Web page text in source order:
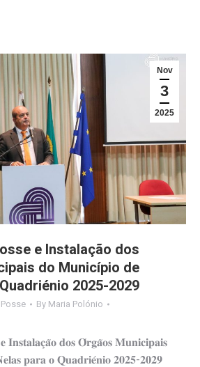
Nov
3
2025
e Instalação dos
do Município de
2025-2029
By Maria Polónio
𝐝𝐨𝐬 𝐎́𝐫𝐠𝐚̃𝐨𝐬 𝐌𝐮𝐧𝐢𝐜𝐢𝐩𝐚𝐢𝐬
𝐩𝐚𝐫𝐚 𝐨 𝐐𝐮𝐚𝐝𝐫𝐢𝐞́𝐧𝐢𝐨 𝟐𝟎𝟐𝟓-𝟐𝟎𝟐𝟗